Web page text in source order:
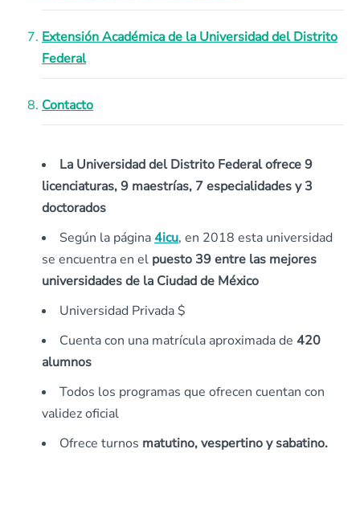
Extensión Académica de la Universidad del Distrito
Federal
Contacto
La Universidad del Distrito Federal ofrece 9
licenciaturas, 9 maestrías, 7 especialidades y 3
doctorados
Según la página4icu, en 2018 esta universidad
se encuentra en el puesto 39 entre las mejores
universidades de la Ciudad de México
Universidad Privada $
Cuenta con una matrícula aproximada de 420
alumnos
Todos los programas que ofrecen cuentan con
validez oficial
Ofrece turnos matutino, vespertino y sabatino.